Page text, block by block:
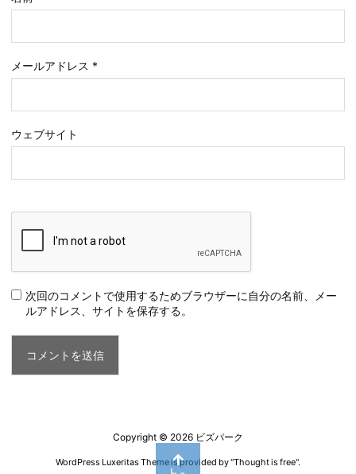
メールアドレス *
ウェブサイト
次回のコメントで使用するためブラウザーに自分の名前、メー
ルアドレス、サイトを保存する。
Copyright © 2026 ビズパーク
WordPress Luxeritas Theme is provided by "Thought is free".